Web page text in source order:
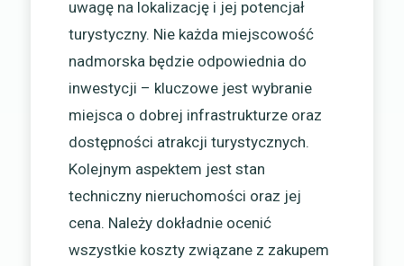
uwagę na lokalizację i jej potencjał
turystyczny. Nie każda miejscowość
nadmorska będzie odpowiednia do
inwestycji – kluczowe jest wybranie
miejsca o dobrej infrastrukturze oraz
dostępności atrakcji turystycznych.
Kolejnym aspektem jest stan
techniczny nieruchomości oraz jej
cena. Należy dokładnie ocenić
wszystkie koszty związane z zakupem